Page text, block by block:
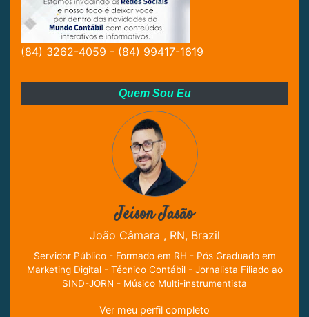
(84) 3262-4059 - (84) 99417-1619
Quem Sou Eu
Jeison Jasão
João Câmara , RN, Brazil
Servidor Público - Formado em RH - Pós Graduado em
Marketing Digital - Técnico Contábil - Jornalista Filiado ao
SIND-JORN - Músico Multi-instrumentista
Ver meu perfil completo